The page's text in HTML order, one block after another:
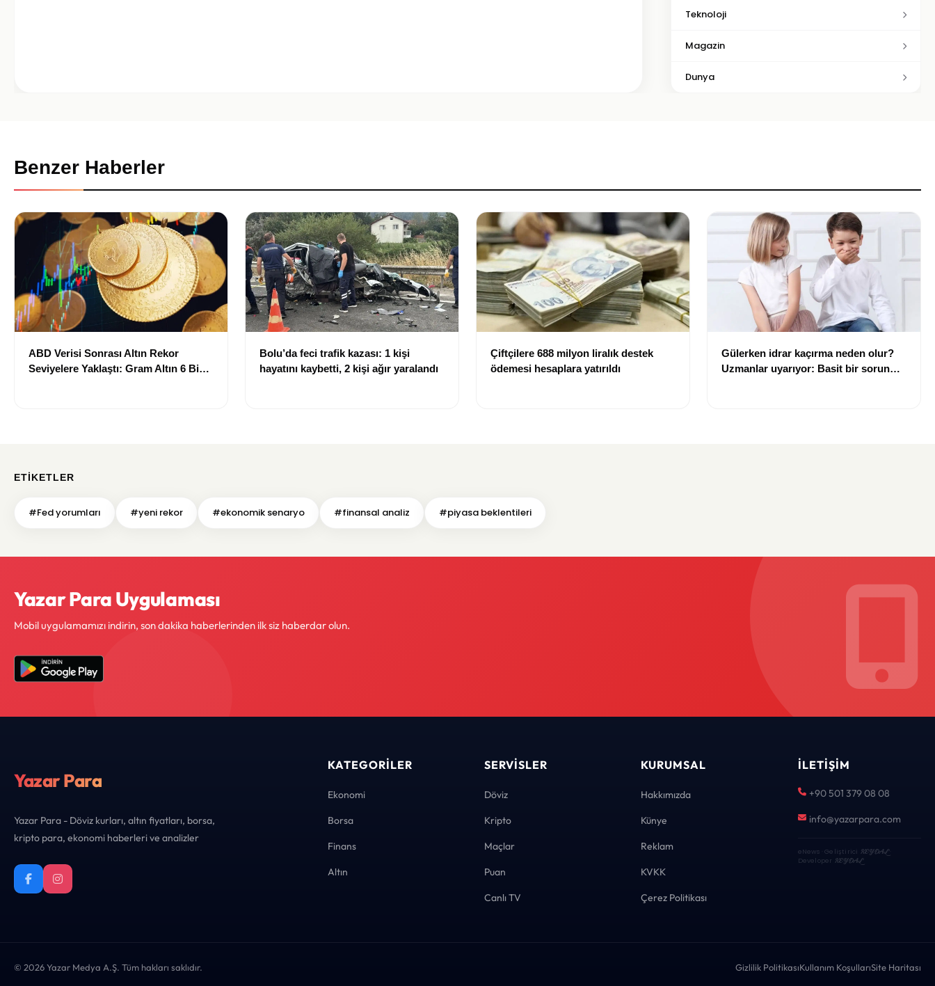
Teknoloji
Magazin
Dunya
Benzer Haberler
ABD Verisi Sonrası Altın Rekor
Seviyelere Yaklaştı: Gram Altın 6 Bin
Bolu’da feci trafik kazası: 1 kişi
hayatını kaybetti, 2 kişi ağır yaralandı
Çiftçilere 688 milyon liralık destek
ödemesi hesaplara yatırıldı
Gülerken idrar kaçırma neden olur?
Uzmanlar uyarıyor: Basit bir sorun
ETIKETLER
#Fed yorumları #yeni rekor #ekonomik senaryo #finansal analiz #piyasa beklentileri
Yazar Para Uygulaması
Mobil uygulamamızı indirin, son dakika haberlerinden ilk siz haberdar olun.
Yazar Para
Yazar Para - Döviz kurları, altın fiyatları, borsa,
kripto para, ekonomi haberleri ve analizler
KATEGORILER
Ekonomi
Borsa
Finans
Altın
SERVISLER
Döviz
Kripto
Maçlar
Puan
Canlı TV
KURUMSAL
Hakkımızda
Künye
Reklam
KVKK
Çerez Politikası
İLETIŞIM
+90 501 379 08 08
info@yazarpara.com
eNews · Geliştirici KEYDAL·
Developer KEYDAL
© 2026 Yazar Medya A.Ş. Tüm hakları saklıdır. Gizlilik PolitikasıKullanım KoşullarıSite Haritası